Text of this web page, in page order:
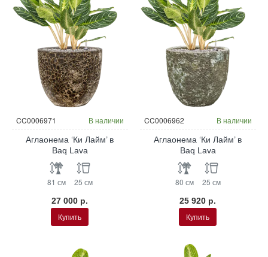
CC0006971 В наличии
Аглаонема ‘Ки Лайм’ в
Baq Lava
81 см 25 см
27 000 р.
Купить
CC0006962 В наличии
Аглаонема ‘Ки Лайм’ в
Baq Lava
80 см 25 см
25 920 р.
Купить